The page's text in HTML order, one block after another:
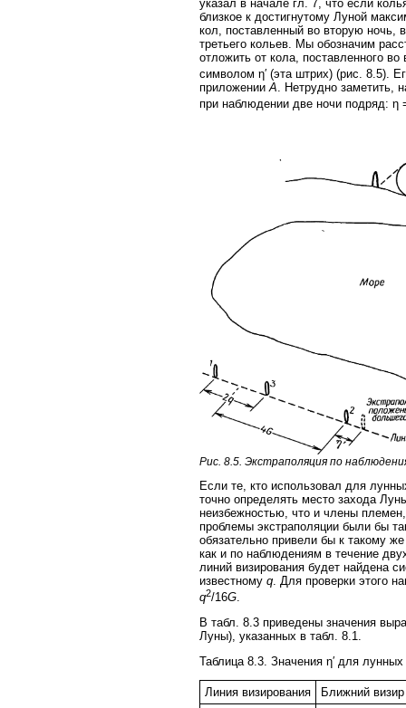
указал в начале гл. 7, что если
близкое к достигнутому Луной
кол, поставленный во вторую ночь,
третьего кольев. Мы обозначим
отложить от кола, поставленного
символом η′ (эта штрих) (рис. 8.5).
приложенииA. Нетрудно заметить,
при наблюдении две ночи подряд: η
Рис. 8.5. Экстраполяция по
Если те, кто использовал для
точно определять место захода
неизбежностью, что и члены
проблемы экстраполяции были бы
обязательно привели бы к такому
как и по наблюдениям в течение
линий визирования будет найдена
известному q. Для проверки этого
q2/16G.
В табл. 8.3 приведены значения
Луны), указанных в табл. 8.1.
Таблица 8.3. Значения η′ для
Линия визирования Ближний визир